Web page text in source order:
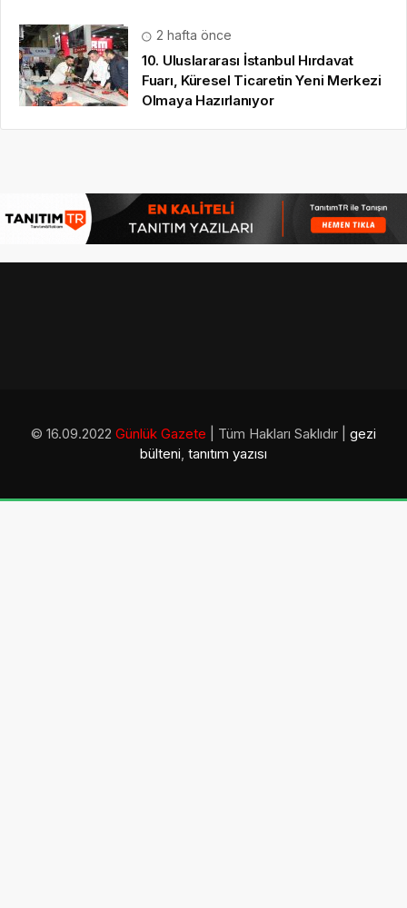
2 hafta önce
10. Uluslararası İstanbul Hırdavat
Fuarı, Küresel Ticaretin Yeni Merkezi
Olmaya Hazırlanıyor
© 16.09.2022 Günlük Gazete | Tüm Hakları Saklıdır | gezi
bülteni, tanıtım yazısı